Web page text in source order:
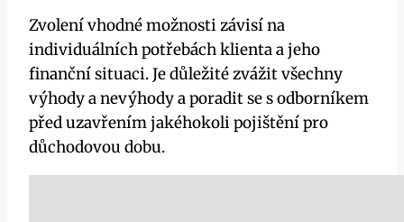
Zvolení vhodné možnosti závisí na
individuálních potřebách klienta a jeho
finanční situaci. Je důležité zvážit všechny
výhody a nevýhody a poradit se s odborníkem
před uzavřením jakéhokoli pojištění pro
důchodovou dobu.